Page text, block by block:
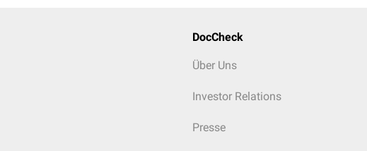
DocCheck
Über Uns
Investor Relations
Presse